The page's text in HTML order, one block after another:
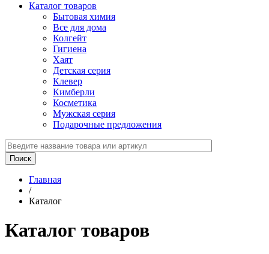
Каталог товаров
Бытовая химия
Все для дома
Колгейт
Гигиена
Хаят
Детская серия
Клевер
Кимберли
Косметика
Мужская серия
Подарочные предложения
Главная
/
Каталог
Каталог товаров